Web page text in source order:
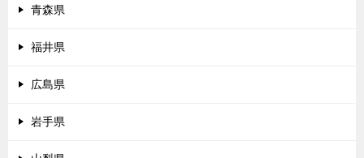
青森県
福井県
広島県
岩手県